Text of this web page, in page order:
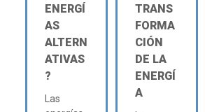
ENERGÍ
AS
ALTERN
ATIVAS
?
Las
TRANS
FORMA
CIÓN
DE LA
ENERGÍ
A